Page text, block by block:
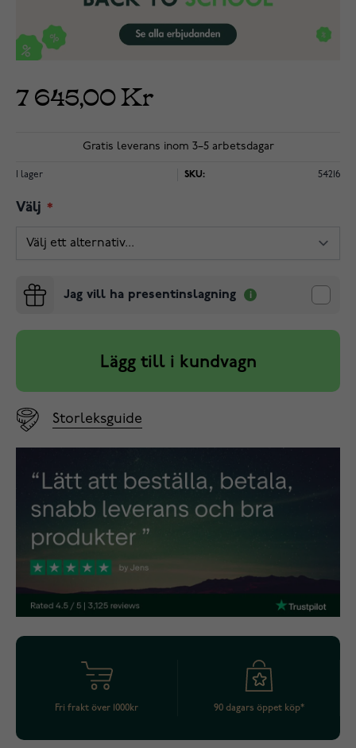
7 645,00 Kr
Gratis leverans inom 3–5 arbetsdagar
I lager SKU: 54216
Välj
Jag vill ha presentinslagning
Lägg till i kundvagn
Storleksguide
Fri frakt över 1000kr 90 dagars öppet köp*